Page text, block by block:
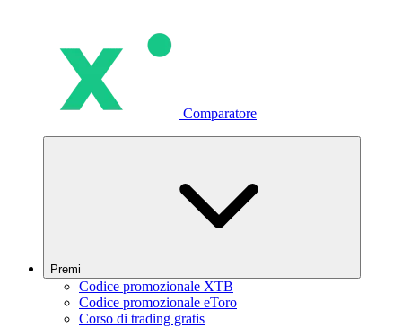
Comparatore
Premi
Codice promozionale XTB
Codice promozionale eToro
Corso di trading gratis